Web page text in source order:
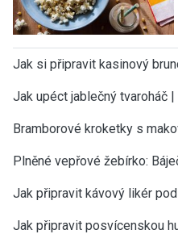
Jak si připravit kasinový
Jak upéct jablečný tvaroháč
Bramborové kroketky s
Plněné vepřové žebírko:
Jak připravit kávový likér
Jak připravit posvícenskou